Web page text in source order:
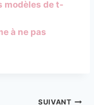
modèles de t-
à ne pas
SUIVANT